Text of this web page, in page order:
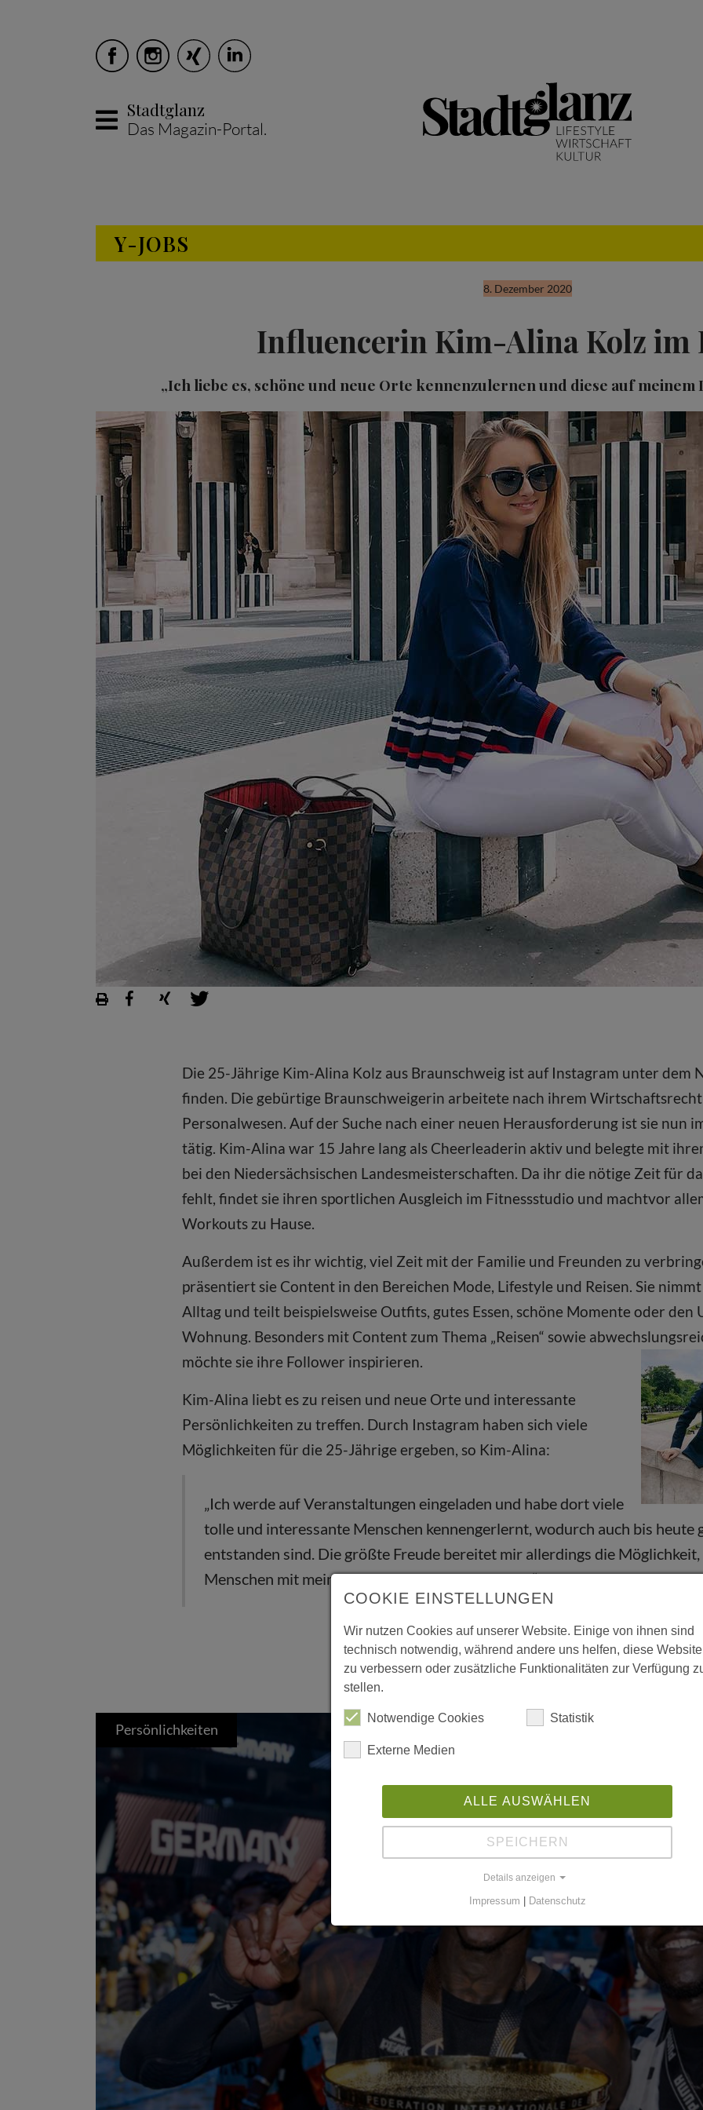
Stadtglanz
Das Magazin-Portal.
Y-JOBS
8. Dezember 2020
Influencerin Kim-Alina Kolz im
„Ich liebe es, schöne und neue Orte kennenzulernen und diese auf
Die 25-Jährige Kim-Alina Kolz aus Braunschweig ist auf Instagram unter dem
finden. Die gebürtige Braunschweigerin arbeitete nach ihrem
Personalwesen. Auf der Suche nach einer neuen Herausforderung ist sie nun
tätig. Kim-Alina war 15 Jahre lang als Cheerleaderin aktiv und belegte mit
bei den Niedersächsischen Landesmeisterschaften. Da ihr die nötige Zeit für
fehlt, findet sie ihren sportlichen Ausgleich im Fitnessstudio und machtvor
Workouts zu Hause.
Außerdem ist es ihr wichtig, viel Zeit mit der Familie und Freunden zu
präsentiert sie Content in den Bereichen Mode, Lifestyle und Reisen. Sie
Alltag und teilt beispielsweise Outfits, gutes Essen, schöne Momente oder den
Wohnung. Besonders mit Content zum Thema „Reisen“ sowie
möchte sie ihre Follower inspirieren.
Kim-Alina liebt es zu reisen und neue Orte und interessante
Persönlichkeiten zu treffen. Durch Instagram haben sich viele
Möglichkeiten für die 25-Jährige ergeben, so Kim-Alina:
„Ich werde auf Veranstaltungen eingeladen und habe dort viele
tolle und interessante Menschen kennengerlernt, wodurch auch bis heute
entstanden sind. Die größte Freude bereitet mir allerdings die Möglichkeit,
Menschen mit meinem Instagram erreichen kann.“
Mehr aus dieser Rubrik
Persönlichkeiten
COOKIE EINSTELLUNGEN
Wir nutzen Cookies auf unserer Website. Einige von ihnen sind
technisch notwendig, während andere uns helfen, diese Website
zu verbessern oder zusätzliche Funktionalitäten zur Verfügung
stellen.
Notwendige Cookies Statistik
Externe Medien
ALLE AUSWÄHLEN
SPEICHERN
Details anzeigen
Impressum | Datenschutz